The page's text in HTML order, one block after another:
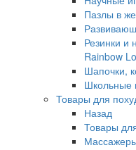
Пазлы в
Резинки и
Rainbow
Шапочки,
Школьные
Товары для
Назад
Товары